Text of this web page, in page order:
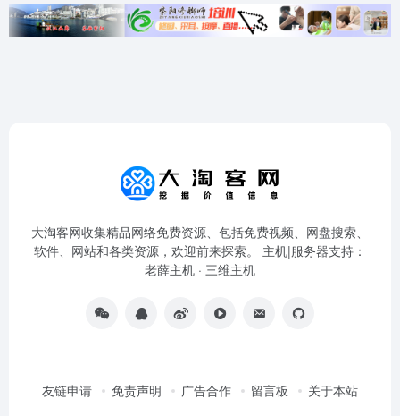
大淘客网收集精品网络免费资源、包括免费视频、网盘搜索、
软件、网站和各类资源，欢迎前来探索。 主机|服务器支持：
老薛主机 · 三维主机
友链申请 免责声明 广告合作 留言板 关于本站